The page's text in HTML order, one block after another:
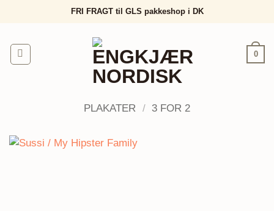
FRI FRAGT til GLS pakkeshop i DK
0
PLAKATER / 3 FOR 2